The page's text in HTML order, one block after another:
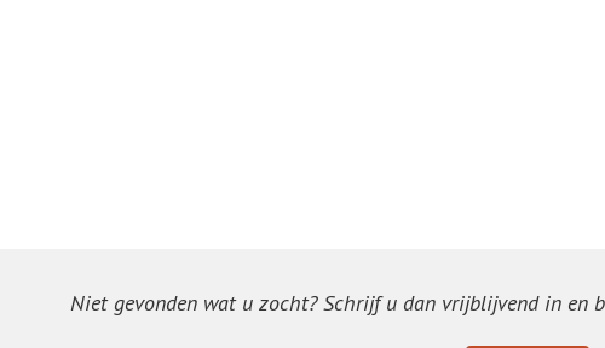
Niet gevonden wat u zocht? Schrijf u dan vrijblijvend in en